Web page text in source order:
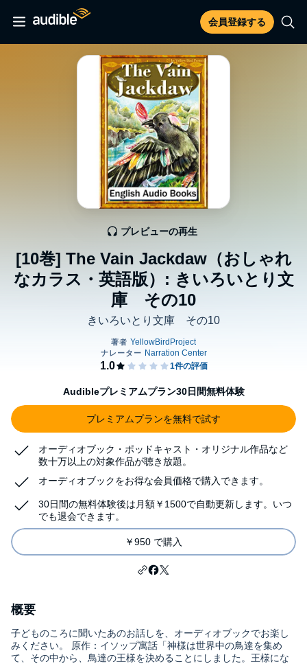
会員登録する
[10巻] The Vain Jackdaw（おしゃれ
なカラス・英語版）: きいろいとり文
庫 その10
きいろいとり文庫 その10
プレビューの再生
Audibleプレミアムプラン30日間無料体験
プレミアムプランを無料で試す
オーディオブック・ポッドキャスト・オリジナル作品など
数十万以上の対象作品が聴き放題。
オーディオブックをお得な会員価格で購入できます。
30日間の無料体験後は月額￥1500で自動更新します。いつ
でも退会できます。
￥950 で購入
概要
子どものころに聞いたあのお話しを、オーディオブックでお楽し
みください。 原作：イソップ寓話「神様は世界中の鳥達を集め
て、その中から、鳥達の王様を決めることにしました。王様にな